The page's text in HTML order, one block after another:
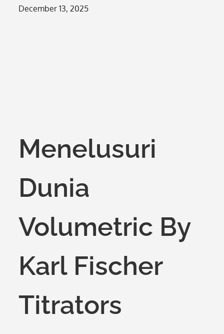
Posted
December 13, 2025
Menelusuri
Dunia
Volumetric By
Karl Fischer
Titrators